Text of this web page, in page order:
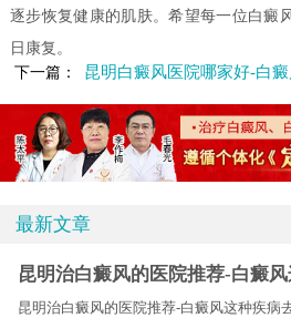
逐步恢复健康的肌肤。希望每一位白癜
日康复。
下一篇：
昆明白癜风医院哪家好-白
最新文章
昆明治白癜风的医院推荐-白癜
昆明治白癜风的医院推荐-白癜风这种疾病